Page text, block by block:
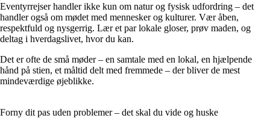
Eventyrrejser handler ikke kun om natur og fysisk udfordring – det
handler også om mødet med mennesker og kulturer. Vær åben,
respektfuld og nysgerrig. Lær et par lokale gloser, prøv maden, og
deltag i hverdagslivet, hvor du kan.
Det er ofte de små møder – en samtale med en lokal, en hjælpende
hånd på stien, et måltid delt med fremmede – der bliver de mest
mindeværdige øjeblikke.
Forny dit pas uden problemer – det skal du vide og huske